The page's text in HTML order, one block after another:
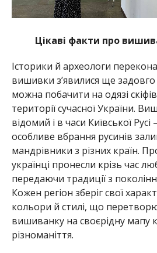
Цікаві факти про
Історики й археологи
вишивки з’явилися ще
можна побачити на одязі
території сучасної України.
відомий і в часи Київської
особливе вбрання русинів
мандрівники з різних країн.
українці пронесли крізь час
передаючи традиції з
Кожен регіон зберіг свої
кольори й стилі, що
вишиванку на своєрідну мапу
різноманіття.